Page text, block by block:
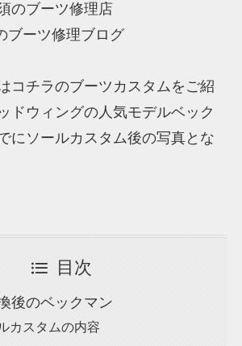
のブーツ修理店
ブーツ修理ブログ
コチラのブーツカスタムをご紹
ドウィングの人気モデルベック
にソールカスタム後の写真とな
目次
後のベックマン
カスタムの内容